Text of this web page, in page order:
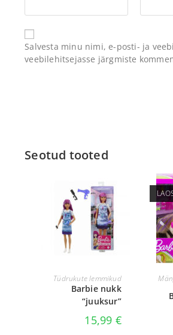
Salvesta minu nimi, e-posti- ja
veebilehitsejasse järgmiste
Seotud tooted
LISA KORVI
Tüdrukute lemmikud
Barbie nukk
“juuksur”
15,99 €